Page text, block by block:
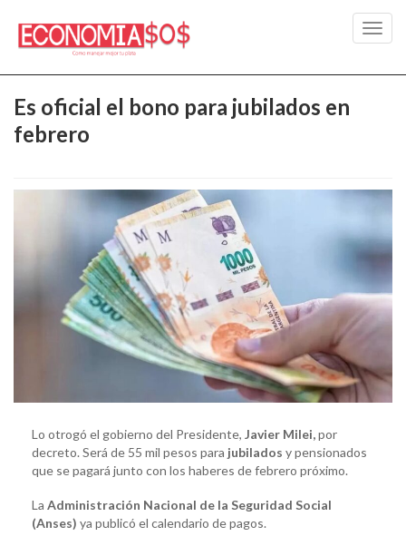
Es oficial el bono para jubilados en
febrero
Lo otrogó el gobierno del Presidente, Javier Milei,por
decreto. Será de 55 mil pesos para jubilados y pensionados
que se pagará junto con los haberes de febrero próximo.
La Administración Nacional de la Seguridad Social
(Anses) ya publicó el calendario de pagos.